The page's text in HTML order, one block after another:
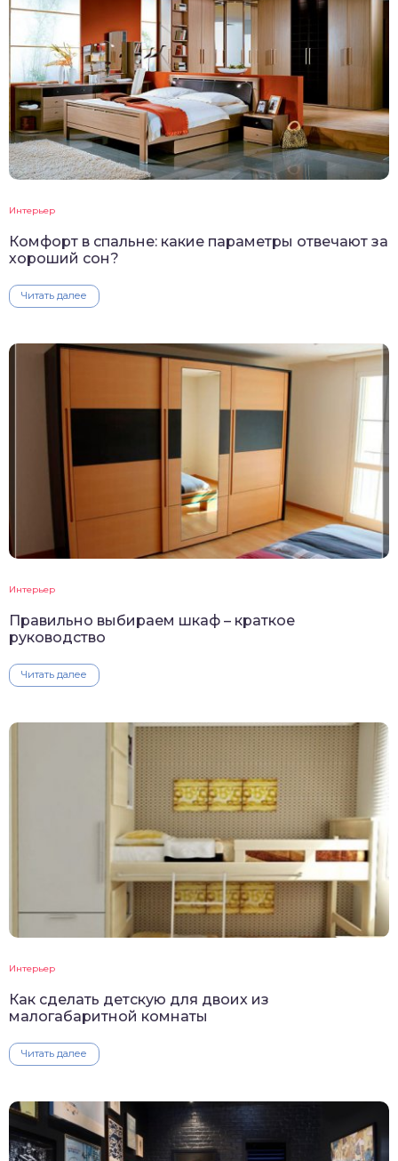
Интерьер
Комфорт в спальне: какие параметры отвечают за
хороший сон?
Читать далее
Интерьер
Правильно выбираем шкаф – краткое
руководство
Читать далее
Интерьер
Как сделать детскую для двоих из
малогабаритной комнаты
Читать далее